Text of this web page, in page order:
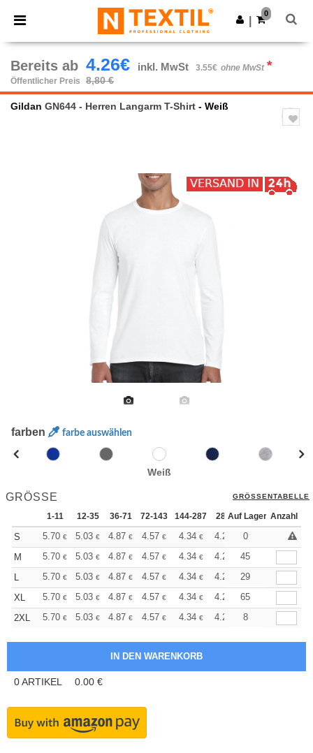
× Ntextil App
Bessere Preise in der App!
App holen
0
Bereits ab 4.26€ inkl. MwSt 3.55€ ohne MwSt *
Öffentlicher Preis 8,80 €
Gildan GN644 - Herren Langarm T-Shirt - Weiß
farben farbe auswählen
Weiß
GRÖSSE GRÖSSENTABELLE
1-11 12-35 36-71 72-143 144-287 288 + Mehr
Auf Lager Anzahl
S 5.70 € 5.03 € 4.87 € 4.57 € 4.34 € 4.26
0
M
5.70 € 5.03 € 4.87 € 4.57 € 4.34 € 4.26
45
L
5.70 € 5.03 € 4.87 € 4.57 € 4.34 € 4.26
29
XL
5.70 € 5.03 € 4.87 € 4.57 € 4.34 € 4.26
65
2XL
5.70 € 5.03 € 4.87 € 4.57 € 4.34 € 4.26 8
0ARTIKEL 0.00 €